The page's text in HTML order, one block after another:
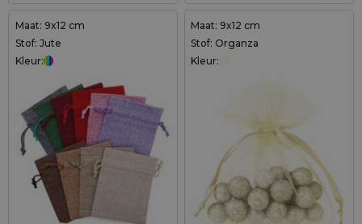
Maat: 9x12 cm
Stof: Jute
Kleur:
Maat: 9x12 cm
Stof: Organza
Kleur: